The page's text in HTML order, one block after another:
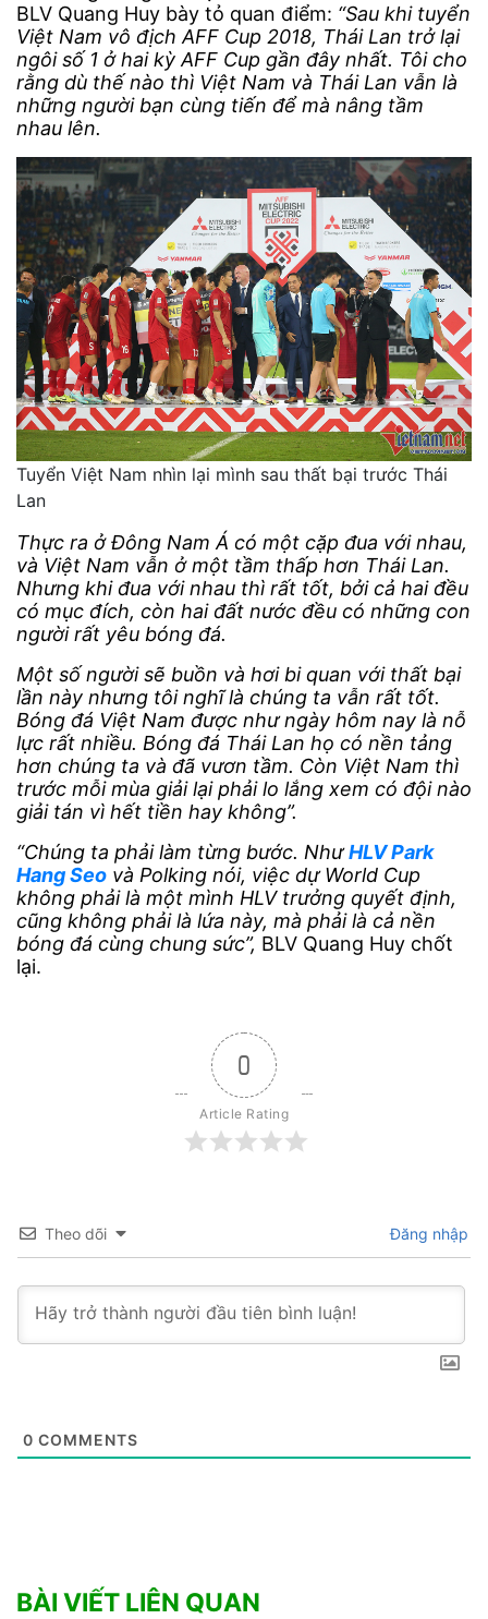
BLV Quang Huy bày tỏ quan điểm: “Sau khi tuyển
Việt Nam vô địch AFF Cup 2018, Thái Lan trở lại
ngôi số 1 ở hai kỳ AFF Cup gần đây nhất. Tôi cho
rằng dù thế nào thì Việt Nam và Thái Lan vẫn là
những người bạn cùng tiến để mà nâng tầm
nhau lên.
Tuyển Việt Nam nhìn lại mình sau thất bại trước Thái
Lan
Thực ra ở Đông Nam Á có một cặp đua với nhau,
và Việt Nam vẫn ở một tầm thấp hơn Thái Lan.
Nhưng khi đua với nhau thì rất tốt, bởi cả hai đều
có mục đích, còn hai đất nước đều có những con
người rất yêu bóng đá.
Một số người sẽ buồn và hơi bi quan với thất bại
lần này nhưng tôi nghĩ là chúng ta vẫn rất tốt.
Bóng đá Việt Nam được như ngày hôm nay là nỗ
lực rất nhiều. Bóng đá Thái Lan họ có nền tảng
hơn chúng ta và đã vươn tầm. Còn Việt Nam thì
trước mỗi mùa giải lại phải lo lắng xem có đội nào
giải tán vì hết tiền hay không”.
“Chúng ta phải làm từng bước. NhưHLV Park
Hang Seo và Polking nói, việc dự World Cup
không phải là một mình HLV trưởng quyết định,
cũng không phải là lứa này, mà phải là cả nền
bóng đá cùng chung sức”, BLV Quang Huy chốt
lại.
0
Article Rating
Theo dõi Đăng nhập
0 COMMENTS
BÀI VIẾT LIÊN QUAN